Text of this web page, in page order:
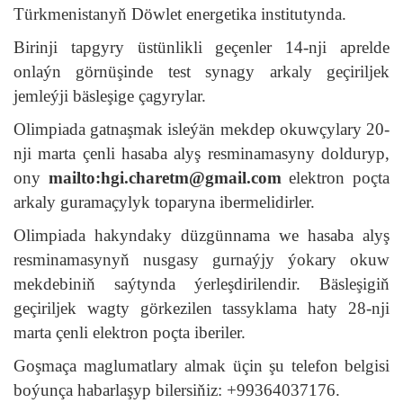
Türkmenistanyň Döwlet energetika institutynda.
Birinji tapgyry üstünlikli geçenler 14-nji aprelde
onlaýn görnüşinde test synagy arkaly geçiriljek
jemleýji bäsleşige çagyrylar.
Olimpiada gatnaşmak isleýän mekdep okuwçylary 20-
nji marta çenli hasaba alyş resminamasyny dolduryp,
ony mailto:hgi.charetm@gmail.com elektron poçta
arkaly guramaçylyk toparyna ibermelidirler.
Olimpiada hakyndaky düzgünnama we hasaba alyş
resminamasynyň nusgasy gurnaýjy ýokary okuw
mekdebiniň saýtynda ýerleşdirilendir. Bäsleşigiň
geçiriljek wagty görkezilen tassyklama haty 28-nji
marta çenli elektron poçta iberiler.
Goşmaça maglumatlary almak üçin şu telefon belgisi
boýunça habarlaşyp bilersiňiz: +99364037176.